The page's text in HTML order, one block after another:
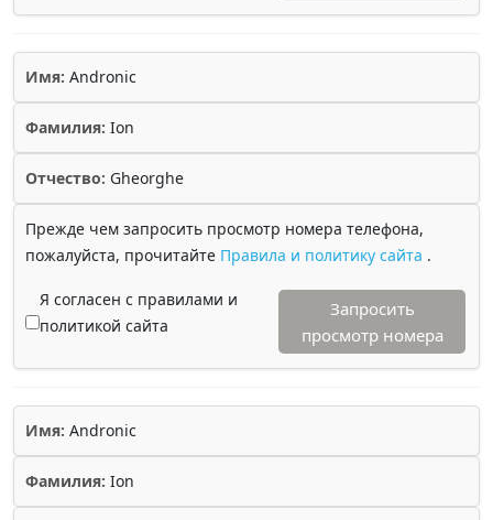
Имя: Andronic
Фамилия: Ion
Отчество: Gheorghe
Прежде чем запросить просмотр номера телефона,
пожалуйста, прочитайте Правила и политику сайта .
Я согласен с правилами и
политикой сайта
Запросить
просмотр номера
Имя: Andronic
Фамилия: Ion